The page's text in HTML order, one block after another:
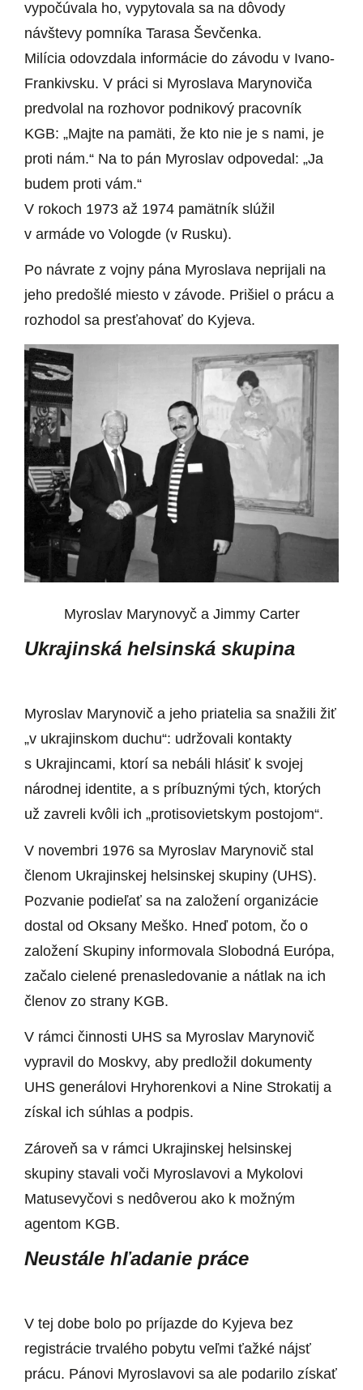
vypočúvala ho, vypytovala sa na dôvody
návštevy pomníka Tarasa Ševčenka.
Milícia odovzdala informácie do závodu v Ivano-
Frankivsku. V práci si Myroslava Marynoviča
predvolal na rozhovor podnikový pracovník
KGB: „Majte na pamäti, že kto nie je s nami, je
proti nám.“ Na to pán Myroslav odpovedal: „Ja
budem proti vám.“
V rokoch 1973 až 1974 pamätník slúžil
v armáde vo Vologde (v Rusku).
Po návrate z vojny pána Myroslava neprijali na
jeho predošlé miesto v závode. Prišiel o prácu a
rozhodol sa presťahovať do Kyjeva.
Myroslav Marynovyč a Jimmy Carter
Ukrajinská helsinská skupina
Myroslav Marynovič a jeho priatelia sa snažili žiť
„v ukrajinskom duchu“: udržovali kontakty
s Ukrajincami, ktorí sa nebáli hlásiť k svojej
národnej identite, a s príbuznými tých, ktorých
už zavreli kvôli ich „protisovietskym postojom“.
V novembri 1976 sa Myroslav Marynovič stal
členom Ukrajinskej helsinskej skupiny (UHS).
Pozvanie podieľať sa na založení organizácie
dostal od Oksany Meško. Hneď potom, čo o
založení Skupiny informovala Slobodná Európa,
začalo cielené prenasledovanie a nátlak na ich
členov zo strany KGB.
V rámci činnosti UHS sa Myroslav Marynovič
vypravil do Moskvy, aby predložil dokumenty
UHS generálovi Hryhorenkovi a Nine Strokatij a
získal ich súhlas a podpis.
Zároveň sa v rámci Ukrajinskej helsinskej
skupiny stavali voči Myroslavovi a Mykolovi
Matusevyčovi s nedôverou ako k možným
agentom KGB.
Neustále hľadanie práce
V tej dobe bolo po príjazde do Kyjeva bez
registrácie trvalého pobytu veľmi ťažké nájsť
prácu. Pánovi Myroslavovi sa ale podarilo získať